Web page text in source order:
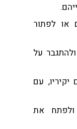
או לפתור
על
עם
את